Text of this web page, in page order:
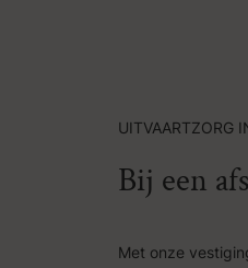
UITVAARTZORG
Bij een
Met onze